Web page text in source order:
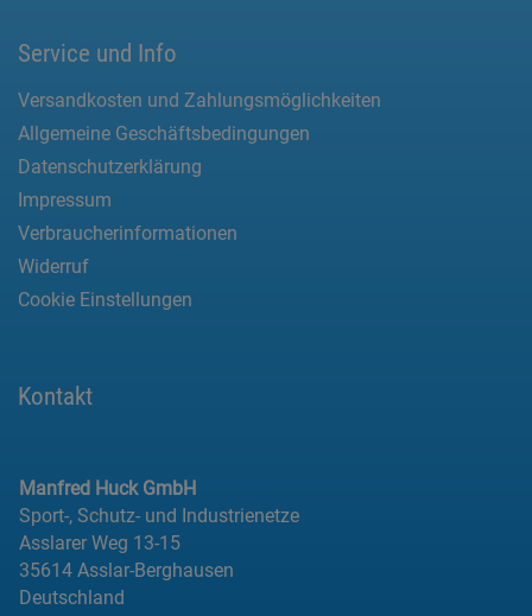
Service und Info
Versandkosten und Zahlungsmöglichkeiten
Allgemeine Geschäftsbedingungen
Datenschutzerklärung
Impressum
Verbraucherinformationen
Widerruf
Cookie Einstellungen
Kontakt
Manfred Huck GmbH
Sport-, Schutz- und Industrienetze
Asslarer Weg 13-15
35614 Asslar-Berghausen
Deutschland